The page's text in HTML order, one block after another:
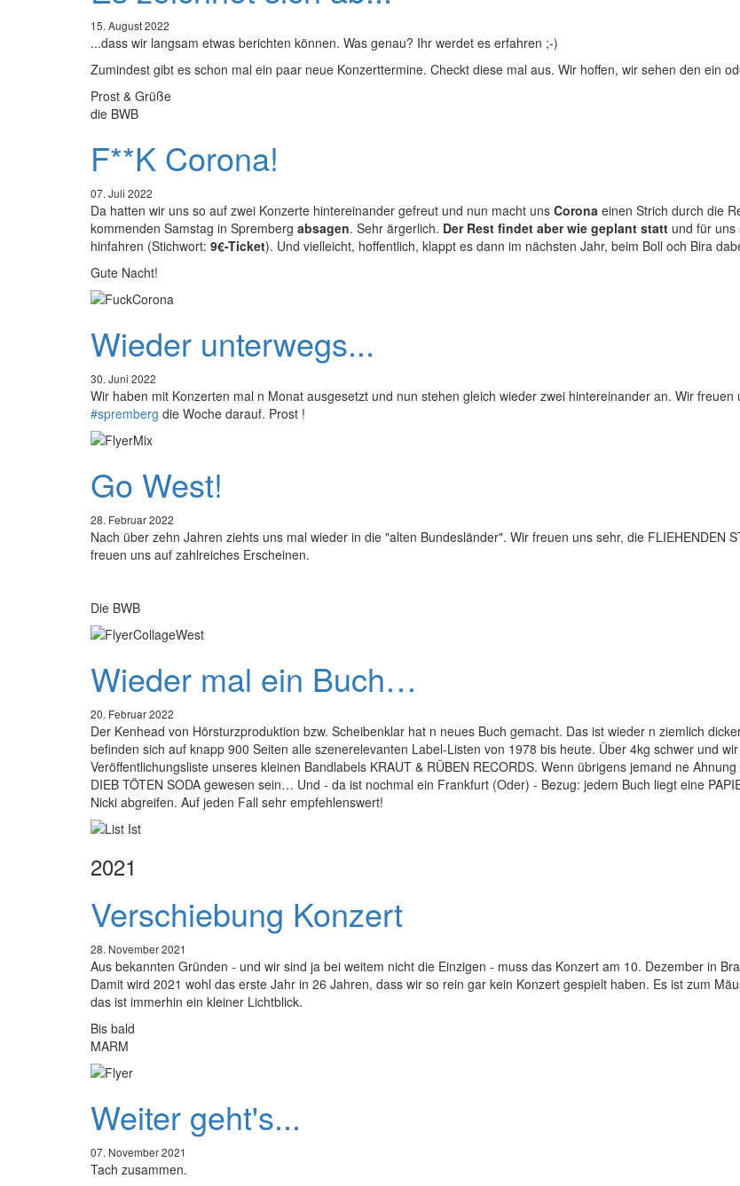
15. August 2022
...dass wir langsam etwas berichten können. Was genau? Ihr werdet es erfahren ;-)
Zumindest gibt es schon mal ein paar neue Konzerttermine. Checkt diese mal aus. Wir hoffen, wir sehen den ein
Prost & Grüße
die BWB
F**K Corona!
07. Juli 2022
Da hatten wir uns so auf zwei Konzerte hintereinander gefreut und nun macht uns Corona einen Strich durch die
kommenden Samstag in Spremberg absagen. Sehr ärgerlich. Der Rest findet aber wie geplant statt und für uns
hinfahren (Stichwort: 9€-Ticket). Und vielleicht, hoffentlich, klappt es dann im nächsten Jahr, beim Boll och Bira
Gute Nacht!
Wieder unterwegs...
30. Juni 2022
Wir haben mit Konzerten mal n Monat ausgesetzt und nun stehen gleich wieder zwei hintereinander an. Wir freuen
#spremberg die Woche darauf. Prost !
Go West!
28. Februar 2022
Nach über zehn Jahren ziehts uns mal wieder in die "alten Bundesländer". Wir freuen uns sehr, die FLIEHENDEN
freuen uns auf zahlreiches Erscheinen.
Die BWB
Wieder mal ein Buch…
20. Februar 2022
Der Kenhead von Hörsturzproduktion bzw. Scheibenklar hat n neues Buch gemacht. Das ist wieder n ziemlich
befinden sich auf knapp 900 Seiten alle szenerelevanten Label-Listen von 1978 bis heute. Über 4kg schwer und
Veröffentlichungsliste unseres kleinen Bandlabels KRAUT & RÜBEN RECORDS. Wenn übrigens jemand ne
DIEB TÖTEN SODA gewesen sein… Und - da ist nochmal ein Frankfurt (Oder) - Bezug: jedem Buch liegt eine
Nicki abgreifen. Auf jeden Fall sehr empfehlenswert!
2021
Verschiebung Konzert
28. November 2021
Aus bekannten Gründen - und wir sind ja bei weitem nicht die Einzigen - muss das Konzert am 10. Dezember in
Damit wird 2021 wohl das erste Jahr in 26 Jahren, dass wir so rein gar kein Konzert gespielt haben. Es ist zum
das ist immerhin ein kleiner Lichtblick.
Bis bald
MARM
Weiter geht's...
07. November 2021
Tach zusammen.